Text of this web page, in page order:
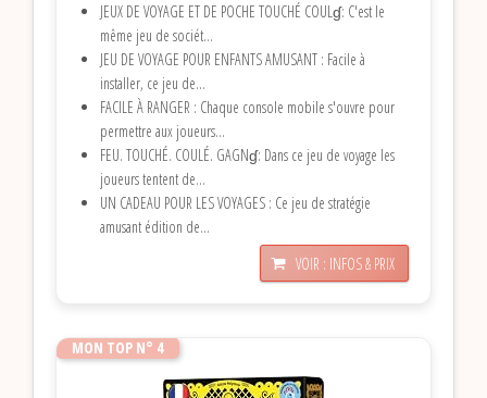
JEUX DE VOYAGE ET DE POCHE TOUCHÉ COULɠ: C'est le
même jeu de sociét...
JEU DE VOYAGE POUR ENFANTS AMUSANT : Facile à
installer, ce jeu de...
FACILE À RANGER : Chaque console mobile s'ouvre pour
permettre aux joueurs...
FEU. TOUCHÉ. COULÉ. GAGNɠ: Dans ce jeu de voyage les
joueurs tentent de...
UN CADEAU POUR LES VOYAGES : Ce jeu de stratégie
amusant édition de...
VOIR : INFOS & PRIX
MON TOP N° 4